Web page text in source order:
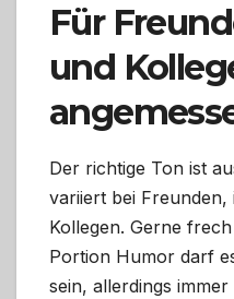
Für
und
Der richtige Ton ist
variiert bei
Kollegen. Gerne
Portion Humor darf
sein, allerdings